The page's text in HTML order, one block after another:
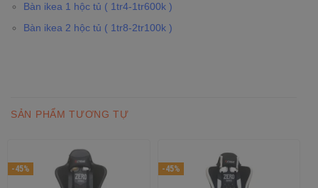
Bàn ikea 1 hộc tủ ( 1tr4-1tr600k )
Bàn ikea 2 hộc tủ ( 1tr8-2tr100k )
SẢN PHẨM TƯƠNG TỰ
-45% -45%